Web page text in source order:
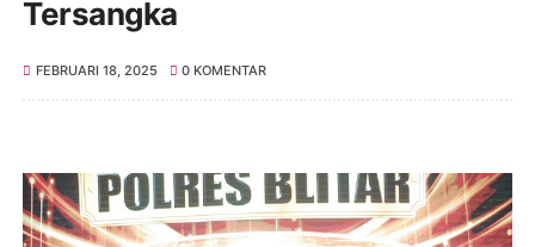
Tersangka
FEBRUARI 18, 2025 0 KOMENTAR